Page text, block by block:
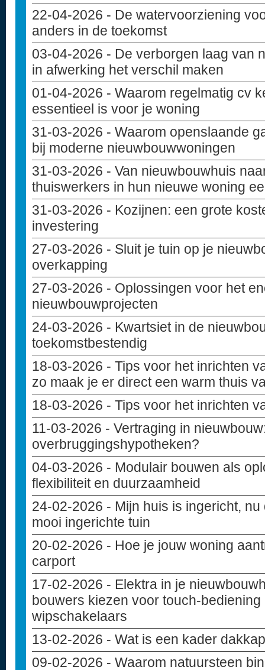
22-04-2026 - De watervoorziening
anders in de toekomst
03-04-2026 - De verborgen laag van
in afwerking het verschil maken
01-04-2026 - Waarom regelmatig cv
essentieel is voor je woning
31-03-2026 - Waarom openslaande
bij moderne nieuwbouwwoningen
31-03-2026 - Van nieuwbouwhuis
thuiswerkers in hun nieuwe woning
31-03-2026 - Kozijnen: een grote
investering
27-03-2026 - Sluit je tuin op je
overkapping
27-03-2026 - Oplossingen voor het
nieuwbouwprojecten
24-03-2026 - Kwartsiet in de
toekomstbestendig
18-03-2026 - Tips voor het inrichten
zo maak je er direct een warm thuis
18-03-2026 - Tips voor het inrichten
11-03-2026 - Vertraging in
overbruggingshypotheken?
04-03-2026 - Modulair bouwen als
flexibiliteit en duurzaamheid
24-02-2026 - Mijn huis is ingericht,
mooi ingerichte tuin
20-02-2026 - Hoe je jouw woning
carport
17-02-2026 - Elektra in je
bouwers kiezen voor touch-bediening
wipschakelaars
13-02-2026 - Wat is een kader
09-02-2026 - Waarom natuursteen